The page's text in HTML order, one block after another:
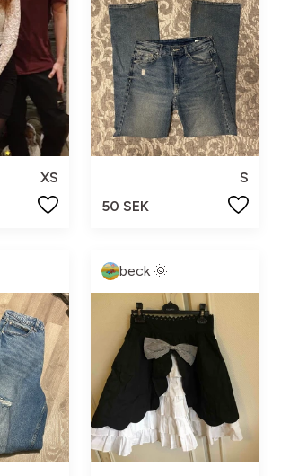
XS
S
50 SEK
beck 🌞